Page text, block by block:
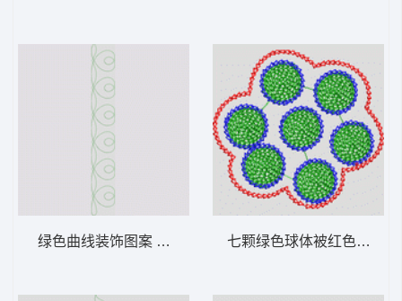
绿色曲线装饰图案 花型 七颗绿色球体被红色边界包